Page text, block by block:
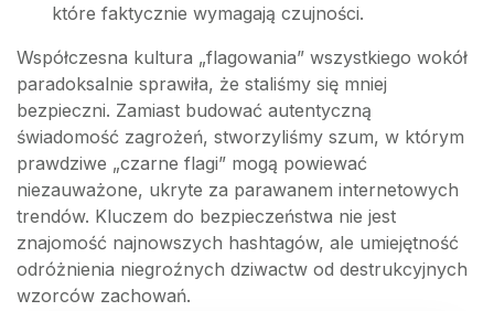
które faktycznie wymagają czujności.
Współczesna kultura „flagowania” wszystkiego wokół
paradoksalnie sprawiła, że staliśmy się mniej
bezpieczni. Zamiast budować autentyczną
świadomość zagrożeń, stworzyliśmy szum, w którym
prawdziwe „czarne flagi” mogą powiewać
niezauważone, ukryte za parawanem internetowych
trendów. Kluczem do bezpieczeństwa nie jest
znajomość najnowszych hashtagów, ale umiejętność
odróżnienia niegroźnych dziwactw od destrukcyjnych
wzorców zachowań.